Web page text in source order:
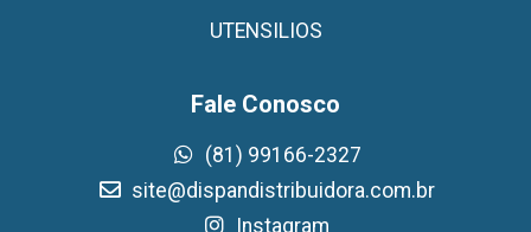
UTENSILIOS
Fale Conosco
(81) 99166-2327
site@dispandistribuidora.com.br
Instagram